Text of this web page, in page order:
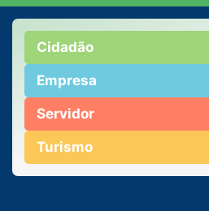
Cidadão
Empresa
Servidor
Turismo